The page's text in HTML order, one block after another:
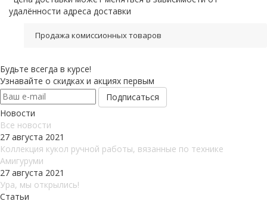
удалённости адреса доставки
Продажа комиссионных товаров
Будьте всегда в курсе!
Узнавайте о скидках и акциях первым
Новости
Все новости
27 августа 2021
Коллекция кукол ручной работы, вязанные по технике
Амигуруми
27 августа 2021
Ура, мы открылись!
Статьи